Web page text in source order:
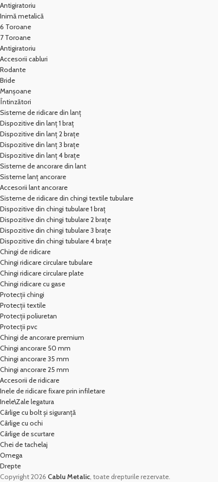
Antigiratoriu
Inimă metalică
6 Toroane
7 Toroane
Antigiratoriu
Accesorii cabluri
Rodante
Bride
Manșoane
Întinzători
Sisteme de ridicare din lanț
Dispozitive din lanț 1 braț
Dispozitive din lanț 2 brațe
Dispozitive din lanț 3 brațe
Dispozitive din lanț 4 brațe
Sisteme de ancorare din lant
Sisteme lanț ancorare
Accesorii lant ancorare
Sisteme de ridicare din chingi textile tubulare
Dispozitive din chingi tubulare 1 braț
Dispozitive din chingi tubulare 2 brațe
Dispozitive din chingi tubulare 3 brațe
Dispozitive din chingi tubulare 4 brațe
Chingi de ridicare
Chingi ridicare circulare tubulare
Chingi ridicare circulare plate
Chingi ridicare cu gase
Protecții chingi
Protecții textile
Protecții poliuretan
Protecții pvc
Chingi de ancorare premium
Chingi ancorare 50 mm
Chingi ancorare 35 mm
Chingi ancorare 25 mm
Accesorii de ridicare
Inele de ridicare fixare prin infiletare
Inele\Zale legatura
Cârlige cu bolt și siguranță
Cârlige cu ochi
Cârlige de scurtare
Chei de tachelaj
Omega
Drepte
Copyright 2026 Cablu Metalic, toate drepturile rezervate.